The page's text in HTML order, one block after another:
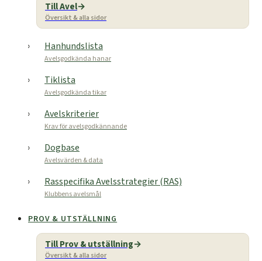
Till Avel
Översikt & alla sidor
Hanhundslista
Avelsgodkända hanar
Tiklista
Avelsgodkända tikar
Avelskriterier
Krav för avelsgodkännande
Dogbase
Avelsvärden & data
Rasspecifika Avelsstrategier (RAS)
Klubbens avelsmål
PROV & UTSTÄLLNING
Till Prov & utställning
Översikt & alla sidor